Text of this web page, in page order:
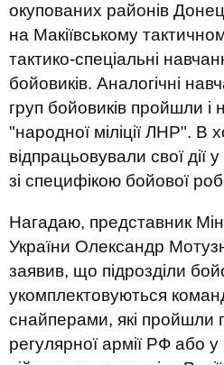
окупованих районів
на Макіївському
тактико-спеціальні
бойовиків. Аналогічні
груп бойовиків пройшли і
"народної міліції ЛНР". В
відпрацьовували свої дії
зі специфікою бойової
Нагадаю, представник
України Олександр
заявив, що підрозділи
укомплектовуються
снайперами, які пройшли
регулярної армії РФ або